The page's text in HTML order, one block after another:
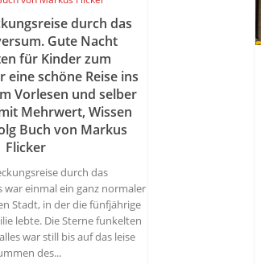
durch das
Gute Nacht
für Kinder zum
eine schöne Reise ins
Vorlesen und selber
Mehrwert, Wissen
Buch von Markus
Flicker
durch das
war einmal ein ganz normaler
Stadt, in der die fünfjährige
lebte. Die Sterne funkelten
war still bis auf das leise
des...